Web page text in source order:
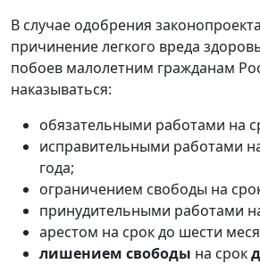
В случае одобрения
причинение легкого вреда
побоев малолетним гражданам
наказываться:
обязательными работами на
исправительными работами
года;
ограничением свободы на
принудительными работами
арестом на срок до шести
лишением свободы на срок